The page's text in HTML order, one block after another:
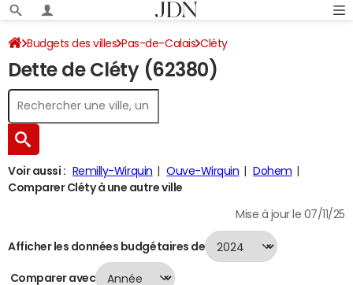
Budgets des villes Pas-de-Calais Cléty
Dette au 31/12/2024
Dette de Cléty (62380)
Voir aussi : Remilly-Wirquin Ouve-Wirquin
Dohem
Comparer Cléty à une autre ville
Mise à jour le 07/11/25
Afficher les données budgétaires de
Comparer avec